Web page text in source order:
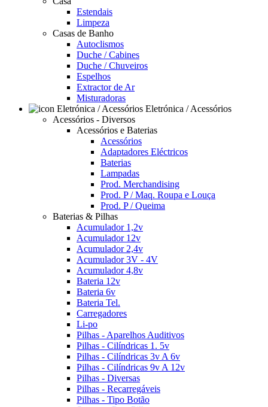
Estendais
Limpeza
Casas de Banho
Autoclismos
Duche / Cabines
Duche / Chuveiros
Espelhos
Extractor de Ar
Misturadoras
Eletrónica / Acessórios
Acessórios - Diversos
Acessórios e Baterias
Acessórios
Adaptadores Eléctricos
Baterias
Lampadas
Prod. Merchandising
Prod. P / Maq. Roupa e Louça
Prod. P / Queima
Baterias & Pilhas
Acumulador 1,2v
Acumulador 12v
Acumulador 2,4v
Acumulador 3V - 4V
Acumulador 4,8v
Bateria 12v
Bateria 6v
Bateria Tel.
Carregadores
Li-po
Pilhas - Aparelhos Auditivos
Pilhas - Cilíndricas 1. 5v
Pilhas - Cilíndricas 3v A 6v
Pilhas - Cilíndricas 9v A 12v
Pilhas - Diversas
Pilhas - Recarregáveis
Pilhas - Tipo Botão